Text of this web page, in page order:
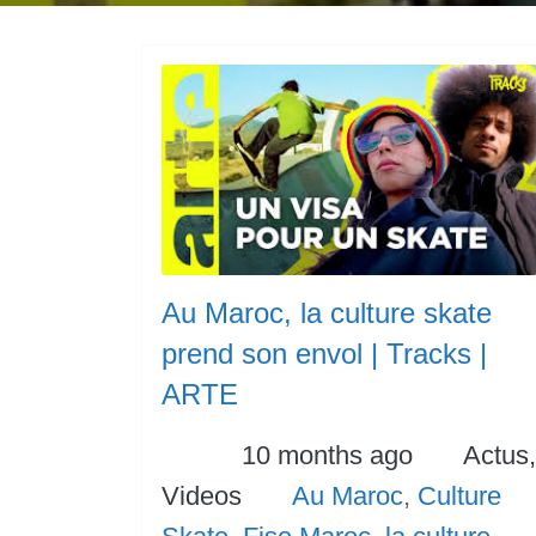
Au Maroc, la culture skate
prend son envol | Tracks |
ARTE
Posted
10 months ago
Actus,
Videos
Tags
Au Maroc, Culture